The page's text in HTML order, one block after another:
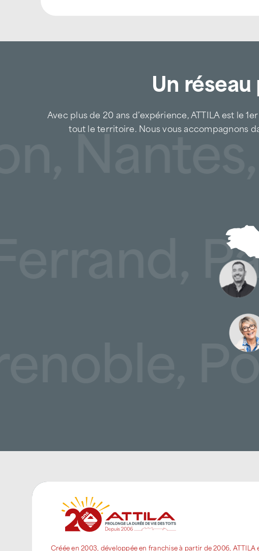
Un
Avec plus de 20 ans d’expérience, ATTILA est le
tout le territoire. Nous vous accompagnons
Nantes,
Créée en 2003, développée en franchise à partir de 2006, ATTILA